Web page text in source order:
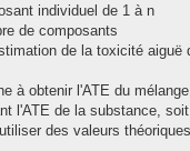
individuel de 1 à n
de composants
de la toxicité aiguë
à obtenir l'ATE du
l'ATE de la substance,
des valeurs